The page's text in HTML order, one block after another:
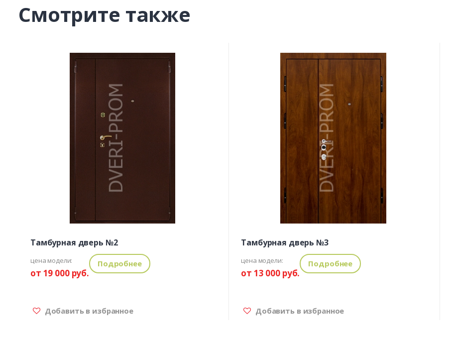
Смотрите также
Тамбурная дверь №2
цена модели:
от 19 000 руб.
Подробнее
Добавить в избранное
Тамбурная дверь №3
цена модели:
от 13 000 руб.
Подробнее
Добавить в избранное